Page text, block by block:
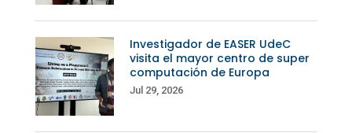
Investigador de EASER UdeC
visita el mayor centro de super
computación de Europa
Jul 29, 2026